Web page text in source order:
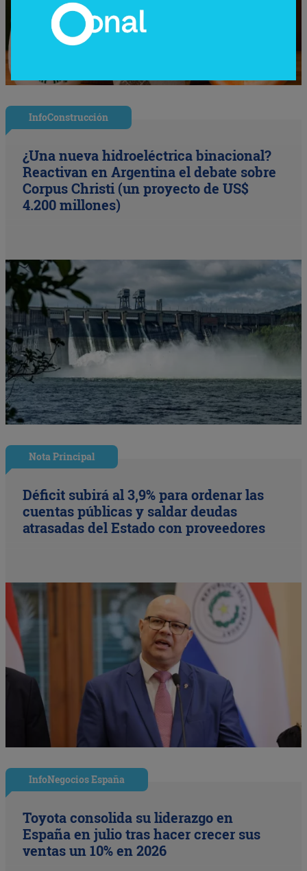
InfoConstrucción
¿Una nueva hidroeléctrica binacional?
Reactivan en Argentina el debate sobre
Corpus Christi (un proyecto de US$
4.200 millones)
Nota Principal
Déficit subirá al 3,9% para ordenar las
cuentas públicas y saldar deudas
atrasadas del Estado con proveedores
InfoNegocios España
Toyota consolida su liderazgo en
España en julio tras hacer crecer sus
ventas un 10% en 2026